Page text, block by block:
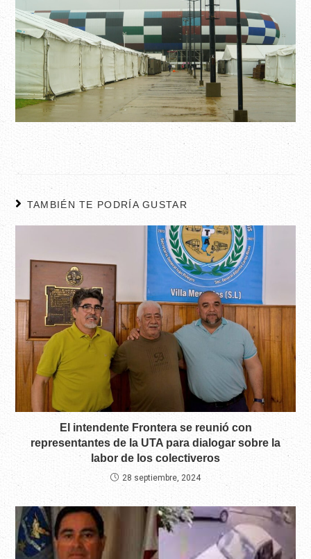
TAMBIÉN TE PODRÍA GUSTAR
El intendente Frontera se reunió con
representantes de la UTA para dialogar sobre la
labor de los colectiveros
28 septiembre, 2024